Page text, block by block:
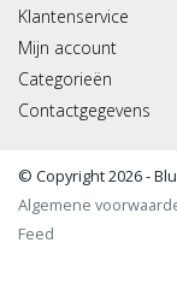
Klantenservice
Mijn account
Categorieën
Contactgegevens
© Copyright 2026 -
Algemene
Feed